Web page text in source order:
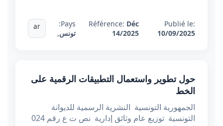
Publié le:
10/09/2025
Référence: Déc
14/2025
Pays:
تونس,
ar
حول تطوير واستعمال التطبيقات الرقمية على
الخط
الجمهورية التونسية النشرية الرسمية للديوانة
التونسية توزيع عام وثائق إدارية نص ت ع رقم 024